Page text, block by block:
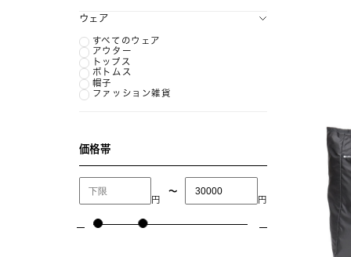
ウェア
すべてのウェア
アウター
トップス
ボトムス
帽子
ファッション雑貨
価格帯
円
〜
円